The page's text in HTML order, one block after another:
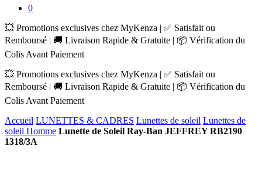
0
💥 Promotions exclusives chez MyKenza | ✅ Satisfait ou
Remboursé | 🚚 Livraison Rapide & Gratuite | 📦 Vérification du
Colis Avant Paiement
💥 Promotions exclusives chez MyKenza | ✅ Satisfait ou
Remboursé | 🚚 Livraison Rapide & Gratuite | 📦 Vérification du
Colis Avant Paiement
Accueil LUNETTES & CADRES Lunettes de soleil Lunettes de
soleil Homme Lunette de Soleil Ray-Ban JEFFREY RB2190
1318/3A